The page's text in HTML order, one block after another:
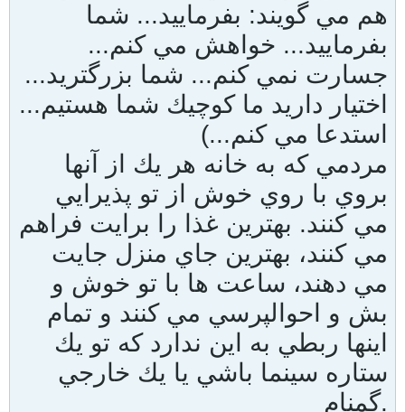
هم مي گويند: بفرماييد... شما
بفرماييد... خواهش مي كنم...
جسارت نمي كنم... شما بزرگتريد...
اختيار داريد ما كوچيك شما هستيم...
استدعا مي كنم...)
مردمي كه به خانه هر يك از آنها
بروي با روي خوش از تو پذيرايي
مي كنند. بهترين غذا را برايت فراهم
مي كنند، بهترين جاي منزل جايت
مي دهند، ساعت ها با تو خوش و
بش و احوالپرسي مي كنند و تمام
اينها ربطي به اين ندارد كه تو يك
ستاره سينما باشي يا يك خارجي
گمنام.